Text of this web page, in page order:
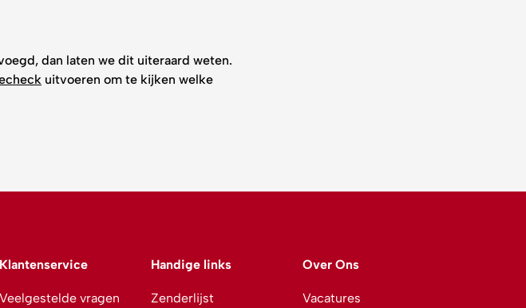
dan laten we dit uiteraard weten.
uitvoeren om te kijken welke
Klantenservice
Veelgestelde vragen
Handige links
Zenderlijst
Over Ons
Vacatures